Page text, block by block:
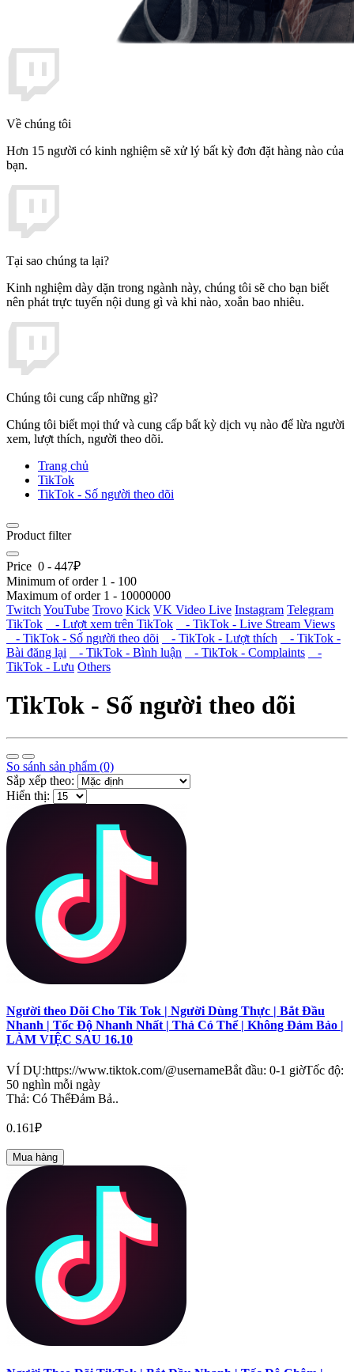
Về chúng tôi
Hơn 15 người có kinh nghiệm sẽ xử lý bất kỳ đơn đặt hàng nào của
bạn.
Tại sao chúng ta lại?
Kinh nghiệm dày dặn trong ngành này, chúng tôi sẽ cho bạn biết
nên phát trực tuyến nội dung gì và khi nào, xoắn bao nhiêu.
Chúng tôi cung cấp những gì?
Chúng tôi biết mọi thứ và cung cấp bất kỳ dịch vụ nào để lừa người
xem, lượt thích, người theo dõi.
Trang chủ
TikTok
TikTok - Số người theo dõi
Product filter
Price 0 - 447₽
Minimum of order 1 - 100
Maximum of order 1 - 10000000
Twitch YouTube Trovo Kick VK Video Live Instagram Telegram
TikTok
- Lượt xem trên TikTok
- TikTok - Live Stream Views
- TikTok - Số người theo dõi
- TikTok - Lượt thích
- TikTok -
Bài đăng lại
- TikTok - Bình luận - TikTok - Complaints
-
TikTok - Lưu Others
TikTok - Số người theo dõi
So sánh sản phẩm (0)
Sắp xếp theo:
Hiển thị:
Người theo Dõi Cho Tik Tok | Người Dùng Thực | Bắt Đầu
Nhanh | Tốc Độ Nhanh Nhất | Thả Có Thể | Không Đảm Bảo |
LÀM VIỆC SAU 16.10
VÍ DỤ:https://www.tiktok.com/@usernameBắt đầu: 0-1 giờTốc độ:
50 nghìn mỗi ngày
Thả: Có ThểĐảm Bả..
0.161₽
Mua hàng